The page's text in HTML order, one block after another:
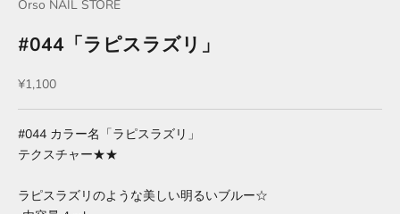
Orso NAIL STORE
#044「ラピスラズリ」
セール価格
¥1,100
#044 カラー名「ラピスラズリ」
テクスチャー★★
ラピスラズリのような美しい明るいブルー☆